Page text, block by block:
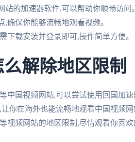
的加速器软件,可以帮助你顺畅访问。
确保你能够流畅地观看视频。
下载安装并登录即可,操作简单方便。
解除地区限制
中国视频网站,可以尝试使用回国加
你在海外也能流畅地观看中国视频
视频网站的地区限制,尽情观看你喜欢